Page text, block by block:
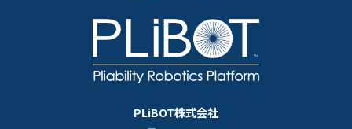
PLiBOT株式会社